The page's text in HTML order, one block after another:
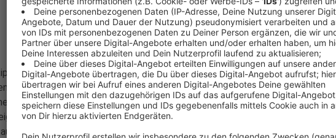
aus dem Rhein-Kreis Neuss und der Region. Viele der Termine wurden
daherKEINE Gewährleistung, dass alle Angaben (Location, Termin,
Ticketkauf - daher noch mal alle Infos auf ihre Richtigkeit.
Veranstaltungen bei uns einreichen und damit auf eure Events
und garantiert. Wir behalten uns weiterhin eine redaktionelle